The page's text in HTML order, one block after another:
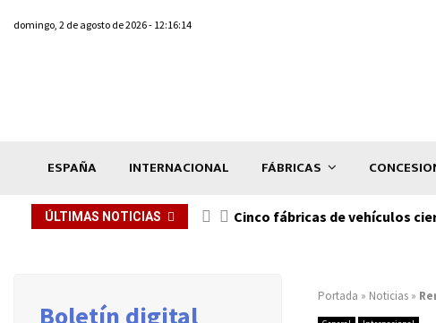
domingo, 2 de agosto de 2026 - 12:16:14
ESPAÑA INTERNACIONAL FÁBRICAS
ÚLTIMAS NOTICIAS Cinco fábricas de vehículos
Portada » Noticias »
Boletín digital